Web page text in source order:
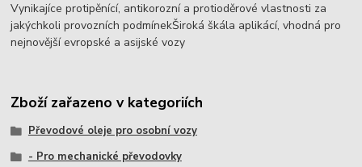
Vynikajíce protipěnící, antikorozní a protioděrové vlastnosti za
jakýchkoli provozních podmínekŠiroká škála aplikácí, vhodná pro
nejnovější evropské a asijské vozy
Zboží zařazeno v kategoriích
Převodové oleje pro osobní vozy
- Pro mechanické převodovky